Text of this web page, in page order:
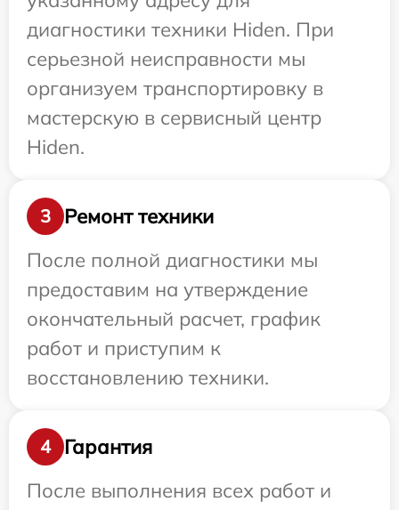
диагностики техники Hiden. При
серьезной неисправности мы
организуем транспортировку в
мастерскую в сервисный центр
Hiden.
3
Ремонт техники
После полной диагностики мы
предоставим на утверждение
окончательный расчет, график
работ и приступим к
восстановлению техники.
4
Гарантия
После выполнения всех работ и